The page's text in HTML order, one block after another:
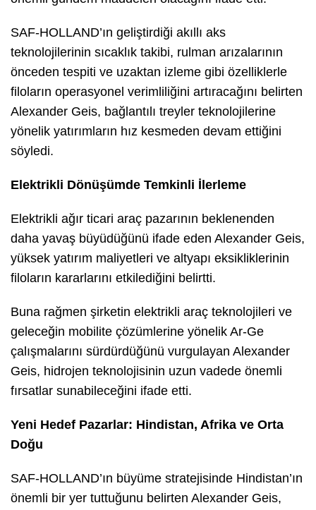
SAF-HOLLAND’ın geliştirdiği akıllı aks
teknolojilerinin sıcaklık takibi, rulman arızalarının
önceden tespiti ve uzaktan izleme gibi özelliklerle
filoların operasyonel verimliliğini artıracağını belirten
Alexander Geis, bağlantılı treyler teknolojilerine
yönelik yatırımların hız kesmeden devam ettiğini
söyledi.
Elektrikli Dönüşümde Temkinli İlerleme
Elektrikli ağır ticari araç pazarının beklenenden
daha yavaş büyüdüğünü ifade eden Alexander Geis,
yüksek yatırım maliyetleri ve altyapı eksikliklerinin
filoların kararlarını etkilediğini belirtti.
Buna rağmen şirketin elektrikli araç teknolojileri ve
geleceğin mobilite çözümlerine yönelik Ar-Ge
çalışmalarını sürdürdüğünü vurgulayan Alexander
Geis, hidrojen teknolojisinin uzun vadede önemli
fırsatlar sunabileceğini ifade etti.
Yeni Hedef Pazarlar: Hindistan, Afrika ve Orta
Doğu
SAF-HOLLAND’ın büyüme stratejisinde Hindistan’ın
önemli bir yer tuttuğunu belirten Alexander Geis,